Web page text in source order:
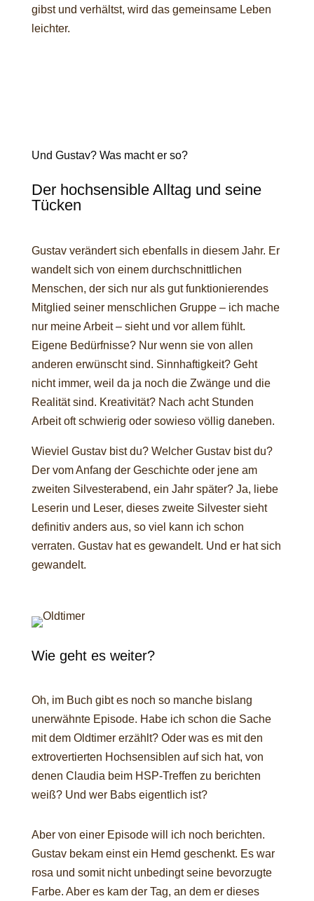
gibst und verhältst, wird das gemeinsame Leben
leichter.
Und Gustav? Was macht er so?
Der hochsensible Alltag und seine
Tücken
Gustav verändert sich ebenfalls in diesem Jahr. Er
wandelt sich von einem durchschnittlichen
Menschen, der sich nur als gut funktionierendes
Mitglied seiner menschlichen Gruppe – ich mache
nur meine Arbeit – sieht und vor allem fühlt.
Eigene Bedürfnisse? Nur wenn sie von allen
anderen erwünscht sind. Sinnhaftigkeit? Geht
nicht immer, weil da ja noch die Zwänge und die
Realität sind. Kreativität? Nach acht Stunden
Arbeit oft schwierig oder sowieso völlig daneben.
Wieviel Gustav bist du? Welcher Gustav bist du?
Der vom Anfang der Geschichte oder jene am
zweiten Silvesterabend, ein Jahr später? Ja, liebe
Leserin und Leser, dieses zweite Silvester sieht
definitiv anders aus, so viel kann ich schon
verraten. Gustav hat es gewandelt. Und er hat sich
gewandelt.
Wie geht es weiter?
Oh, im Buch gibt es noch so manche bislang
unerwähnte Episode. Habe ich schon die Sache
mit dem Oldtimer erzählt? Oder was es mit den
extrovertierten Hochsensiblen auf sich hat, von
denen Claudia beim HSP-Treffen zu berichten
weiß? Und wer Babs eigentlich ist?
Aber von einer Episode will ich noch berichten.
Gustav bekam einst ein Hemd geschenkt. Es war
rosa und somit nicht unbedingt seine bevorzugte
Farbe. Aber es kam der Tag, an dem er dieses